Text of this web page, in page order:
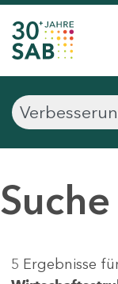
Suche
5 Ergebnisse